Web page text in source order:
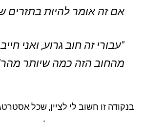
אם זה אומר להיות בתזרים
"עבורי זה חוב גרוע, ואני
מהחוב הזה כמה שיותר
בנקודה זו חשוב לי לציין, שכל